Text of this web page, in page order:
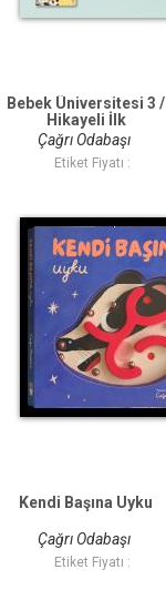
Bebek Üniversitesi 3 /
Hikayeli İlk
Kavramlarım Set (4
Kitap)
Çağrı Odabaşı
Etiket Fiyatı :
Kendi Başına Uyku
Çağrı Odabaşı
Etiket Fiyatı :